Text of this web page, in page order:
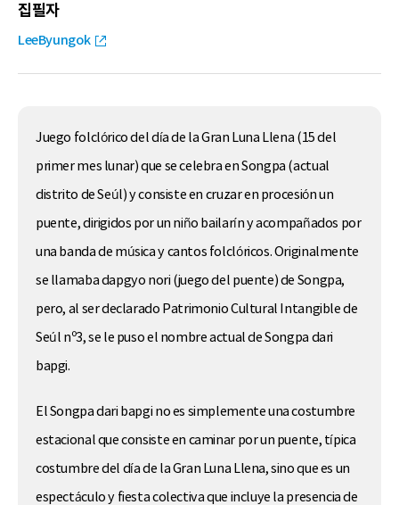
집필자
LeeByungok
Juego folclórico del día de la Gran Luna Llena (15 del
primer mes lunar) que se celebra en Songpa (actual
distrito de Seúl) y consiste en cruzar en procesión un
puente, dirigidos por un niño bailarín y acompañados por
una banda de música y cantos folclóricos. Originalmente
se llamaba dapgyo nori (juego del puente) de Songpa,
pero, al ser declarado Patrimonio Cultural Intangible de
Seúl nº3, se le puso el nombre actual de Songpa dari
bapgi.
El Songpa dari bapgi no es simplemente una costumbre
estacional que consiste en caminar por un puente, típica
costumbre del día de la Gran Luna Llena, sino que es un
espectáculo y fiesta colectiva que incluye la presencia de